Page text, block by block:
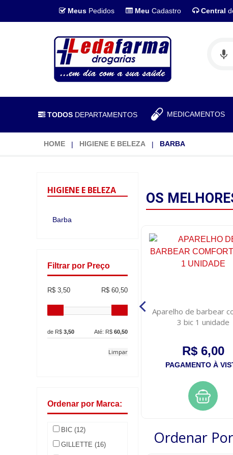
Meus Pedidos Meu Cadastro Central
TODOS DEPARTAMENTOS MEDICAMENTOS
HOME HIGIENE E BELEZA BARBA
HIGIENE E BELEZA
Barba
Filtrar por Preço
R$ 3,50 R$ 60,50
de R$ 3,50 Até: R$ 60,50
Limpar
Ordenar por Marca:
BIC (12)
GILLETTE (16)
OS
unidade
Aparelho de barbear
3 bic 1 unidade
R$ 6,00
PAGAMENTO À
Ordenar